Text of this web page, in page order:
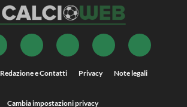
Redazione e Contatti Privacy Note legali
Cambia impostazioni privacy